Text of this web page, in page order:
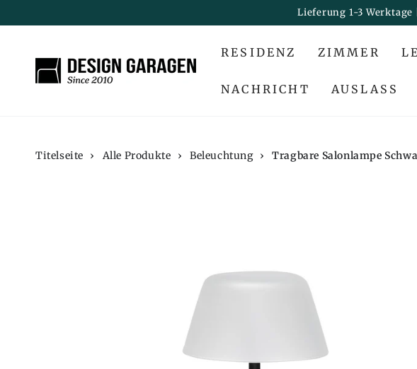
Lieferung 1-3
RESIDENZ ZIMMER
NACHRICHT AUSLASS
Titelseite › Alle Produkte › Beleuchtung › Tragbare Salonlampe